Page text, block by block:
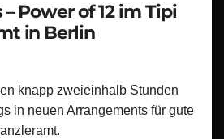
– Power of 12 im Tipi
in Berlin
knapp zweieinhalb Stunden
in neuen Arrangements für gute